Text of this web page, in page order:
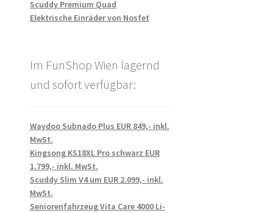
Scuddy Premium Quad
Elektrische Einräder von Nosfet
Im FunShop Wien lagernd
und sofort verfügbar:
Waydoo Subnado Plus EUR 849,- inkl.
MwSt.
Kingsong KS18XL Pro schwarz EUR
1.799,- inkl. MwSt.
Scuddy Slim V4 um EUR 2.099,- inkl.
MwSt.
Seniorenfahrzeug Vita Care 4000 Li-